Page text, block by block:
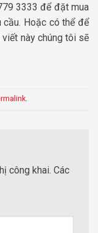
3333 để đặt mua
Hoặc có thể để
này chúng tôi sẽ
.
công khai. Các